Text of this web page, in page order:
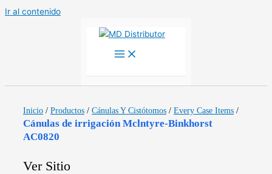
Ir al contenido
Inicio / Productos / Cánulas Y Cistótomos / Every Case Items /
Cánulas de irrigación Mclntyre-Binkhorst
AC0820
Ver Sitio